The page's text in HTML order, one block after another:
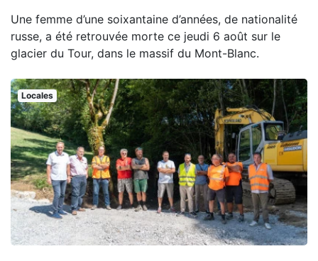
Une femme d’une soixantaine d’années, de nationalité
russe, a été retrouvée morte ce jeudi 6 août sur le
glacier du Tour, dans le massif du Mont-Blanc.
Locales